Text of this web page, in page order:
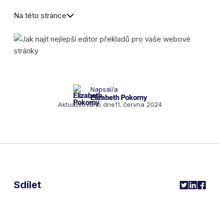
Na této stránce
Napsal/a
Elizabeth Pokorny
Aktualizováno dne11. června 2024
Sdílet